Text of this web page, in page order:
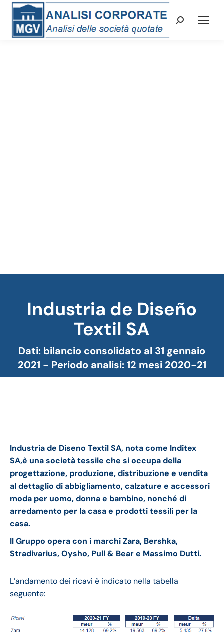
Cerca:
Industria de Diseño
Textil SA
Dati: bilancio consolidato al 31 gennaio
2021 - Periodo analisi: 12 mesi 2020-21
Tu sei qui:
Industria de Diseno Textil SA, nota come Inditex
SA,è una società tessile che si occupa della
progettazione, produzione, distribuzione e vendita
al dettaglio di abbigliamento, calzature e accessori
moda per uomo, donna e bambino, nonché di
arredamento per la casa e prodotti tessili per la
casa.
Il Gruppo opera con i marchi Zara, Bershka,
Stradivarius, Oysho, Pull & Bear e Massimo Dutti.
L’andamento dei ricavi è indicato nella tabella
seguente: